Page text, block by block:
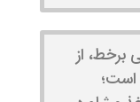
از
است؛